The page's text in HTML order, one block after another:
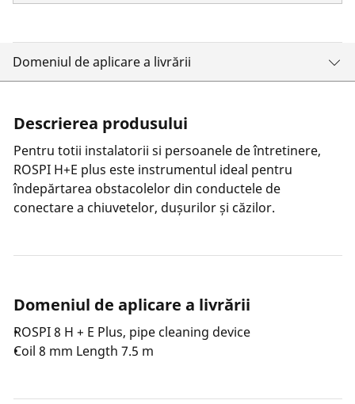
Domeniul de aplicare a livrării
Descrierea produsului
Pentru totii instalatorii si persoanele de întretinere,
ROSPI H+E plus este instrumentul ideal pentru
îndepărtarea obstacolelor din conductele de
conectare a chiuvetelor, dușurilor și căzilor.
Domeniul de aplicare a livrării
ROSPI 8 H + E Plus, pipe cleaning device
Coil 8 mm Length 7.5 m